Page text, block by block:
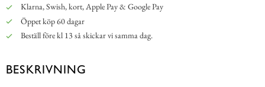
Klarna, Swish, kort, Apple Pay & Google Pay
Öppet köp 60 dagar
Beställ före kl 13 så skickar vi samma dag.
BESKRIVNING